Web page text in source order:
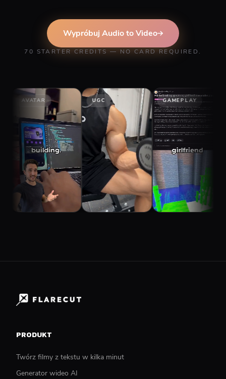
Wypróbuj Audio to Video
70 STARTER CREDITS — NO CARD REQUIRED.
UGC GAMEPLAY STORY
PRODUKT
Twórz filmy z tekstu w kilka minut
Generator wideo AI